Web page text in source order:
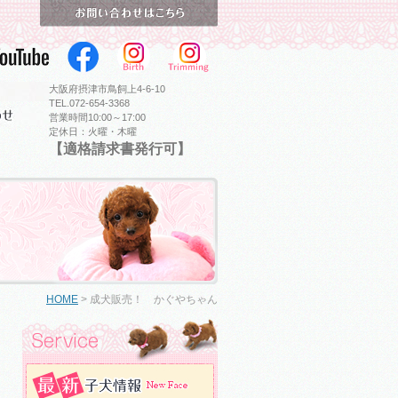
大阪府摂津市鳥飼上4-6-10
TEL.072-654-3368
営業時間10:00～17:00
定休日：火曜・木曜
【適格請求書発行可】
HOME > 成犬販売！ かぐやちゃん